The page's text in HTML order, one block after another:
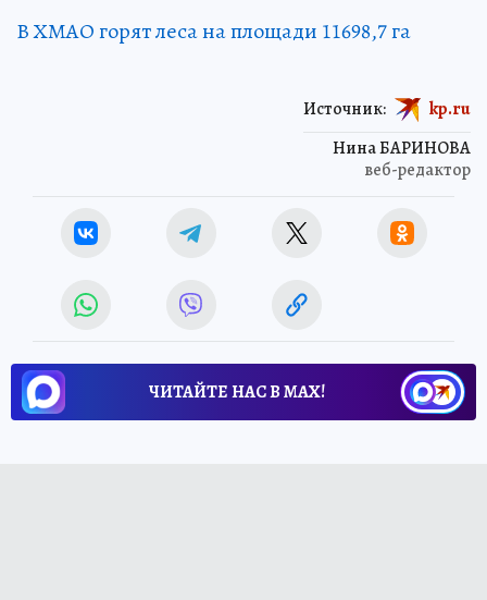
В ХМАО горят леса на площади 11698,7 га
Нина БАРИНОВА
веб-редактор
Источник: kp.ru
ЧИТАЙТЕ НАС В МАХ!